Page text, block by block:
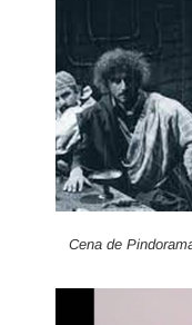
Cena de